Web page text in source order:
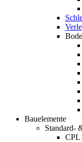
Bauelemente
Standard-
CPL